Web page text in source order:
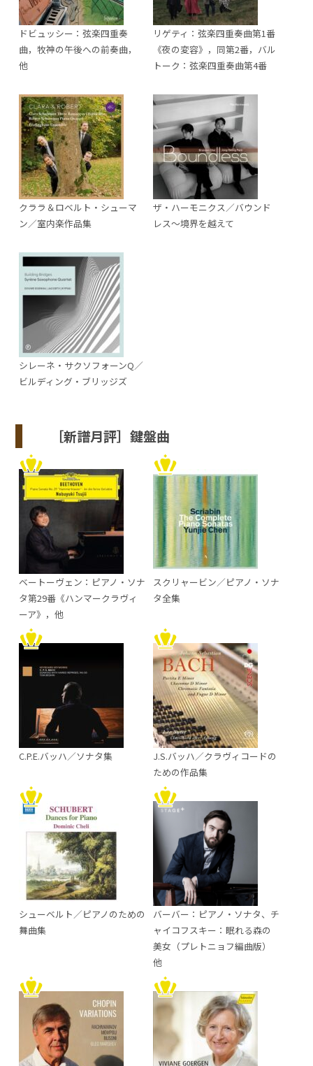
ドビュッシー：弦楽四重奏
曲，牧神の午後への前奏曲，
他
リゲティ：弦楽四重奏曲第1番
《夜の変容》，同第2番，バル
トーク：弦楽四重奏曲第4番
クララ＆ロベルト・シューマ
ン／室内楽作品集
ザ・ハーモニクス／バウンド
レス～境界を越えて
シレーネ・サクソフォーンQ／
ビルディング・ブリッジズ
［新譜月評］鍵盤曲
ベートーヴェン：ピアノ・ソナ
タ第29番《ハンマークラヴィ
ーア》，他
スクリャービン／ピアノ・ソナ
タ全集
C.P.E.バッハ／ソナタ集
J.S.バッハ／クラヴィコードの
ための作品集
シューベルト／ピアノのための
舞曲集
バーバー：ピアノ・ソナタ、チ
ャイコフスキー：眠れる森の
美女（プレトニョフ編曲版）
他